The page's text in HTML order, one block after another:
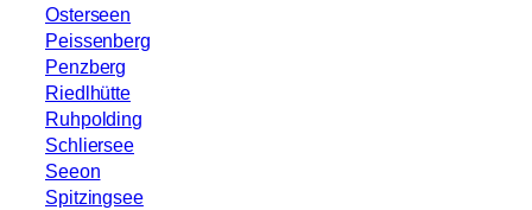
Osterseen
Peissenberg
Penzberg
Riedlhütte
Ruhpolding
Schliersee
Seeon
Spitzingsee